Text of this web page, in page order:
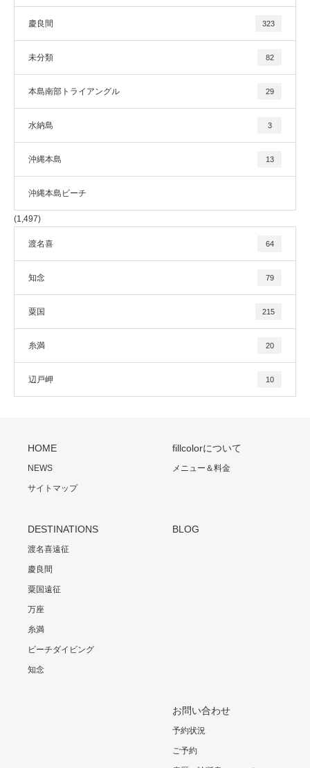
慶良間 323
未分類 82
本島南部トライアングル 29
水納島 3
沖縄本島 13
沖縄本島ビーチ
(1,497)
渡名喜 64
知念 79
粟国 215
糸満 20
辺戸岬 10
HOME
NEWS
サイトマップ
fillcolorについて
メニュー＆料金
DESTINATIONS
渡名喜遠征
慶良間
粟国遠征
万座
糸満
ビーチダイビング
知念
BLOG
お問い合わせ
予約状況
ご予約